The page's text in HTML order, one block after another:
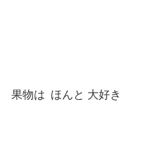
果物は ほんと 大好き